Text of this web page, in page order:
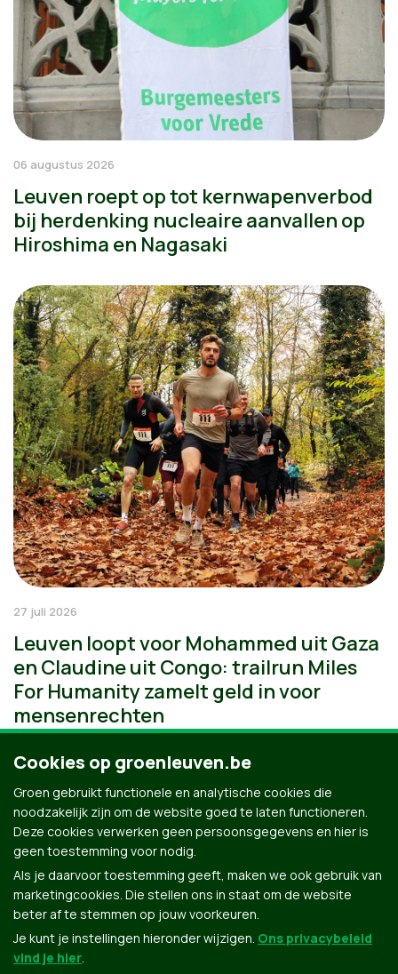
06 augustus 2026
Leuven roept op tot kernwapenverbod
bij herdenking nucleaire aanvallen op
Hiroshima en Nagasaki
27 juli 2026
Leuven loopt voor Mohammed uit Gaza
en Claudine uit Congo: trailrun Miles
For Humanity zamelt geld in voor
mensenrechten
Cookies op groenleuven.be
Groen gebruikt functionele en analytische cookies die
noodzakelijk zijn om de website goed te laten functioneren.
Deze cookies verwerken geen persoonsgegevens en hier is
geen toestemming voor nodig.
Als je daarvoor toestemming geeft, maken we ook gebruik van
marketingcookies. Die stellen ons in staat om de website
beter af te stemmen op jouw voorkeuren.
Je kunt je instellingen hieronder wijzigen. Ons privacybeleid
vind je hier.